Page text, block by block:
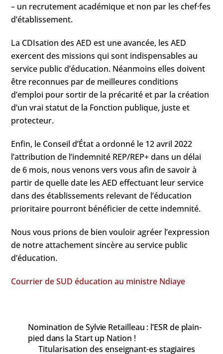
– un recrutement académique et non par les chef·fes
d’établissement.
La CDIsation des AED est une avancée, les AED
exercent des missions qui sont indispensables au
service public d’éducation. Néanmoins elles doivent
être reconnues par de meilleures conditions
d’emploi pour sortir de la précarité et par la création
d’un vrai statut de la Fonction publique, juste et
protecteur.
Enfin, le Conseil d’État a ordonné le 12 avril 2022
l’attribution de l’indemnité REP/REP+ dans un délai
de 6 mois, nous venons vers vous afin de savoir à
partir de quelle date les AED effectuant leur service
dans des établissements relevant de l’éducation
prioritaire pourront bénéficier de cette indemnité.
Nous vous prions de bien vouloir agréer l’expression
de notre attachement sincère au service public
d’éducation.
Courrier de SUD éducation au ministre Ndiaye
Nomination de Sylvie Retailleau : l’ESR de plain-
pied dans la Start up Nation !
Titularisation des enseignant-es stagiaires